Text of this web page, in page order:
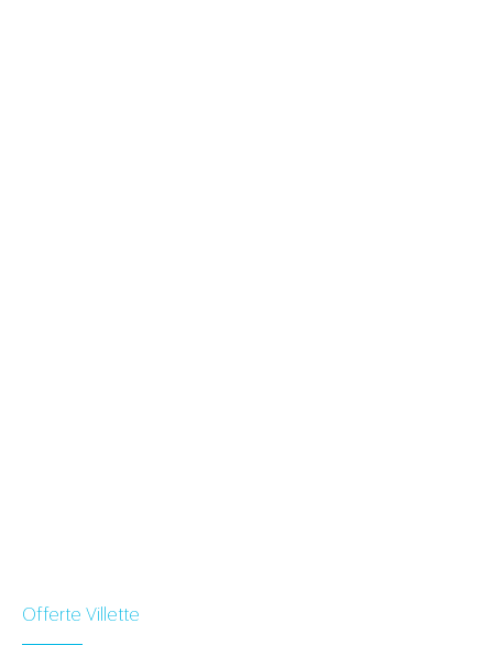
Offerte Villette